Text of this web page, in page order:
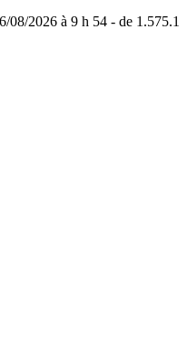
2026 à 9 h 54 - de 1.575.1